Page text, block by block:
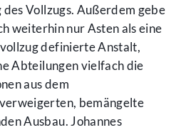
Vollzugs. Außerdem gebe
weiterhin nur Asten als eine
definierte Anstalt,
Abteilungen vielfach die
aus dem
bemängelte
Ausbau. Johannes